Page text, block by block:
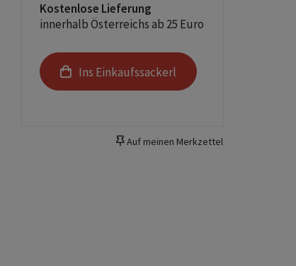
Kostenlose Lieferung
innerhalb Österreichs ab 25 Euro
Ins Einkaufssackerl
Auf meinen Merkzettel